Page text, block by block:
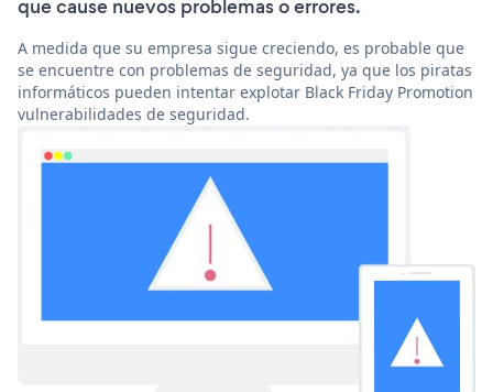
que cause nuevos problemas o errores.
A medida que su empresa sigue creciendo, es probable que
se encuentre con problemas de seguridad, ya que los piratas
informáticos pueden intentar explotar Black Friday Promotion
vulnerabilidades de seguridad.